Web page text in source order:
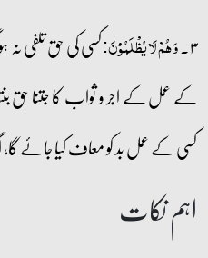
۳۔ وَ ہُمۡ لَا یُظۡلَمُوۡنَ:کسی کی حق تلفی نہ
کے عمل کے اجر و ثواب کا جتنا حق
کسی کے عمل بد کو معاف کیا جائے
اہم نکات